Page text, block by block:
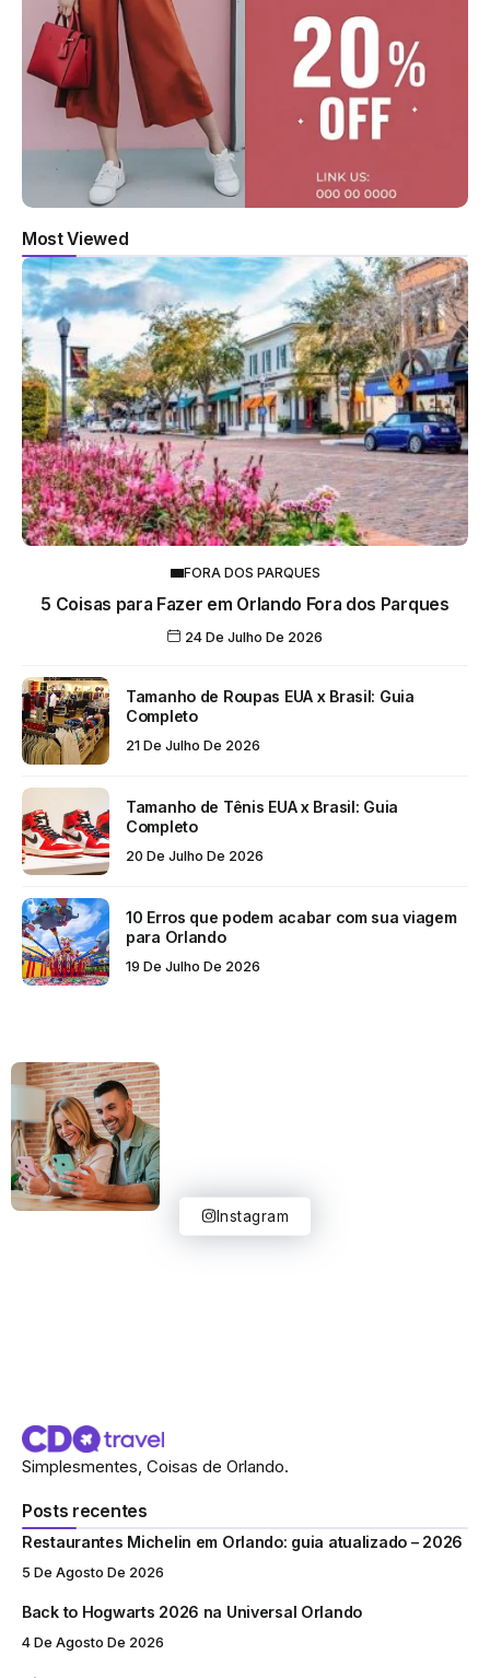
Most Viewed
FORA DOS PARQUES
5 Coisas para Fazer em Orlando Fora dos Parques
24 De Julho De 2026
Tamanho de Roupas EUA x Brasil: Guia
Completo
21 De Julho De 2026
Tamanho de Tênis EUA x Brasil: Guia
Completo
20 De Julho De 2026
10 Erros que podem acabar com sua viagem
para Orlando
19 De Julho De 2026
Instagram
Simplesmentes, Coisas de Orlando.
Posts recentes
Restaurantes Michelin em Orlando: guia atualizado – 2026
5 De Agosto De 2026
Back to Hogwarts 2026 na Universal Orlando
4 De Agosto De 2026